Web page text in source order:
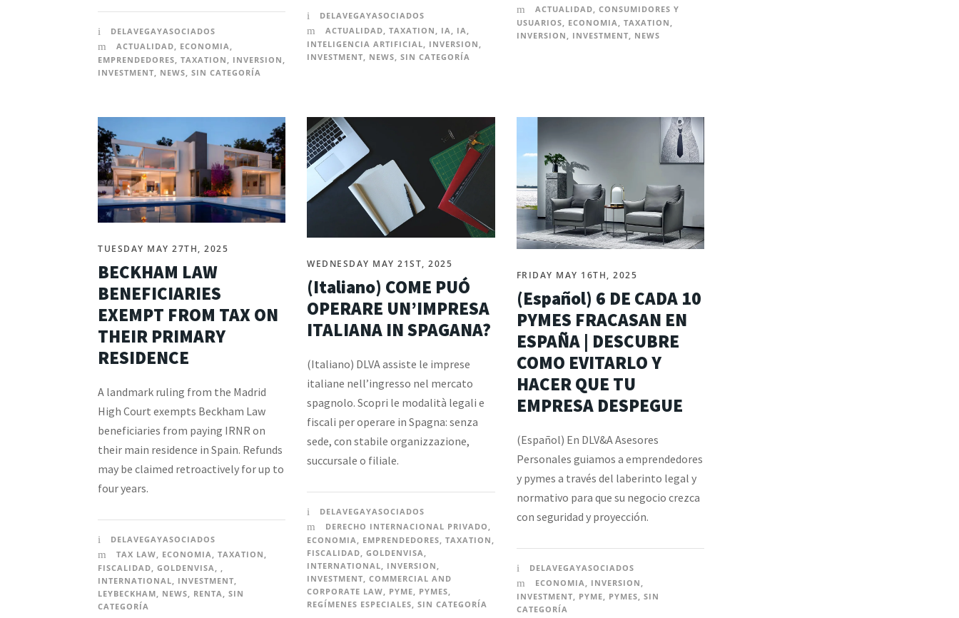
DELAVEGAYASOCIADOS
ACTUALIDAD
ECONOMIA
EMPRENDEDORES TAXATION INVERSION
INVESTMENT
NEWS SIN CATEGORÍA
DELAVEGAYASOCIADOS
ACTUALIDAD, TAXATION , IA, IA,
INTELIGENCIA ARTIFICIAL, INVERSION ,
INVESTMENT, NEWS, SIN CATEGORÍA
ACTUALIDAD CONSUMIDORES Y
USUARIOS
ECONOMIA TAXATION
INVERSION
INVESTMENT NEWS
TUESDAY MAY 27TH, 2025
BECKHAM LAW
BENEFICIARIES
EXEMPT FROM TAX ON
THEIR PRIMARY
RESIDENCE
A landmark ruling from the Madrid
High Court exempts Beckham Law
beneficiaries from paying IRNR on
their main residence in Spain. Refunds
may be claimed retroactively for up to
four years.
DELAVEGAYASOCIADOS
TAX LAW
ECONOMIA TAXATION
FISCALIDAD GOLDENVISA
INTERNATIONAL
INVESTMENT
LEYBECKHAM
NEWS RENTA
SIN
CATEGORÍA
WEDNESDAY MAY 21ST, 2025
(Italiano) COME PUÓ
OPERARE UN’IMPRESA
ITALIANA IN SPAGANA?
(Italiano) DLVA assiste le imprese
italiane nell’ingresso nel mercato
spagnolo. Scopri le modalità legali e
fiscali per operare in Spagna: senza
sede, con stabile organizzazione,
succursale o filiale.
DELAVEGAYASOCIADOS
DERECHO INTERNACIONAL PRIVADO ,
ECONOMIA, EMPRENDEDORES, TAXATION ,
FISCALIDAD, GOLDENVISA,
INTERNATIONAL, INVERSION ,
INVESTMENT, COMMERCIAL AND
CORPORATE LAW, PYME, PYMES,
REGÍMENES ESPECIALES, SIN CATEGORÍA
FRIDAY MAY 16TH, 2025
(Español) 6 DE CADA 10
PYMES FRACASAN EN
ESPAÑA | DESCUBRE
COMO EVITARLO Y
HACER QUE TU
EMPRESA DESPEGUE
(Español) En DLV&A Asesores
Personales guiamos a emprendedores
y pymes a través del laberinto legal y
normativo para que su negocio crezca
con seguridad y proyección.
DELAVEGAYASOCIADOS
ECONOMIA, INVERSION ,
INVESTMENT, PYME, PYMES, SIN
CATEGORÍA